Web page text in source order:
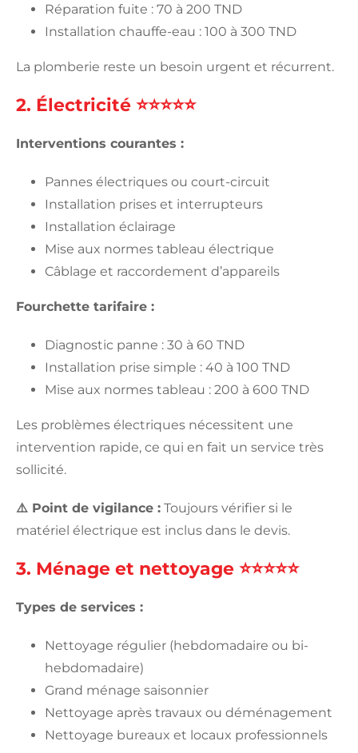
Réparation fuite : 70 à 200 TND
Installation chauffe-eau : 100 à 300 TND
La plomberie reste un besoin urgent et récurrent.
2. Électricité ⭐⭐⭐⭐⭐
Interventions courantes :
Pannes électriques ou court-circuit
Installation prises et interrupteurs
Installation éclairage
Mise aux normes tableau électrique
Câblage et raccordement d’appareils
Fourchette tarifaire :
Diagnostic panne : 30 à 60 TND
Installation prise simple : 40 à 100 TND
Mise aux normes tableau : 200 à 600 TND
Les problèmes électriques nécessitent une
intervention rapide, ce qui en fait un service très
sollicité.
⚠️ Point de vigilance : Toujours vérifier si le
matériel électrique est inclus dans le devis.
3. Ménage et nettoyage ⭐⭐⭐⭐⭐
Types de services :
Nettoyage régulier (hebdomadaire ou bi-
hebdomadaire)
Grand ménage saisonnier
Nettoyage après travaux ou déménagement
Nettoyage bureaux et locaux professionnels